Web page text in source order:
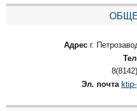
Адрес г.
Эл. почта